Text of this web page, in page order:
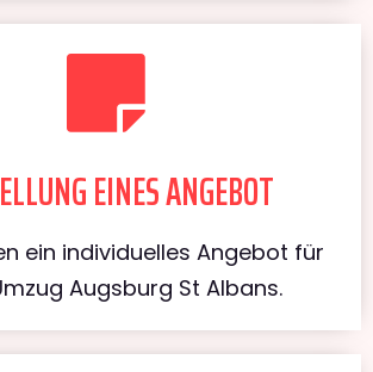
EINES ANGEBOT
ein individuelles Angebot für
Augsburg St Albans.